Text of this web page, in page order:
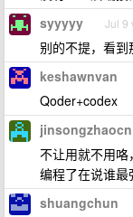
syyyyy Jul 9
别的不提，看
keshawnvan
Qoder+codex
jinsongzhaocn
不让用就不用
编程了在说谁最
shuangchun